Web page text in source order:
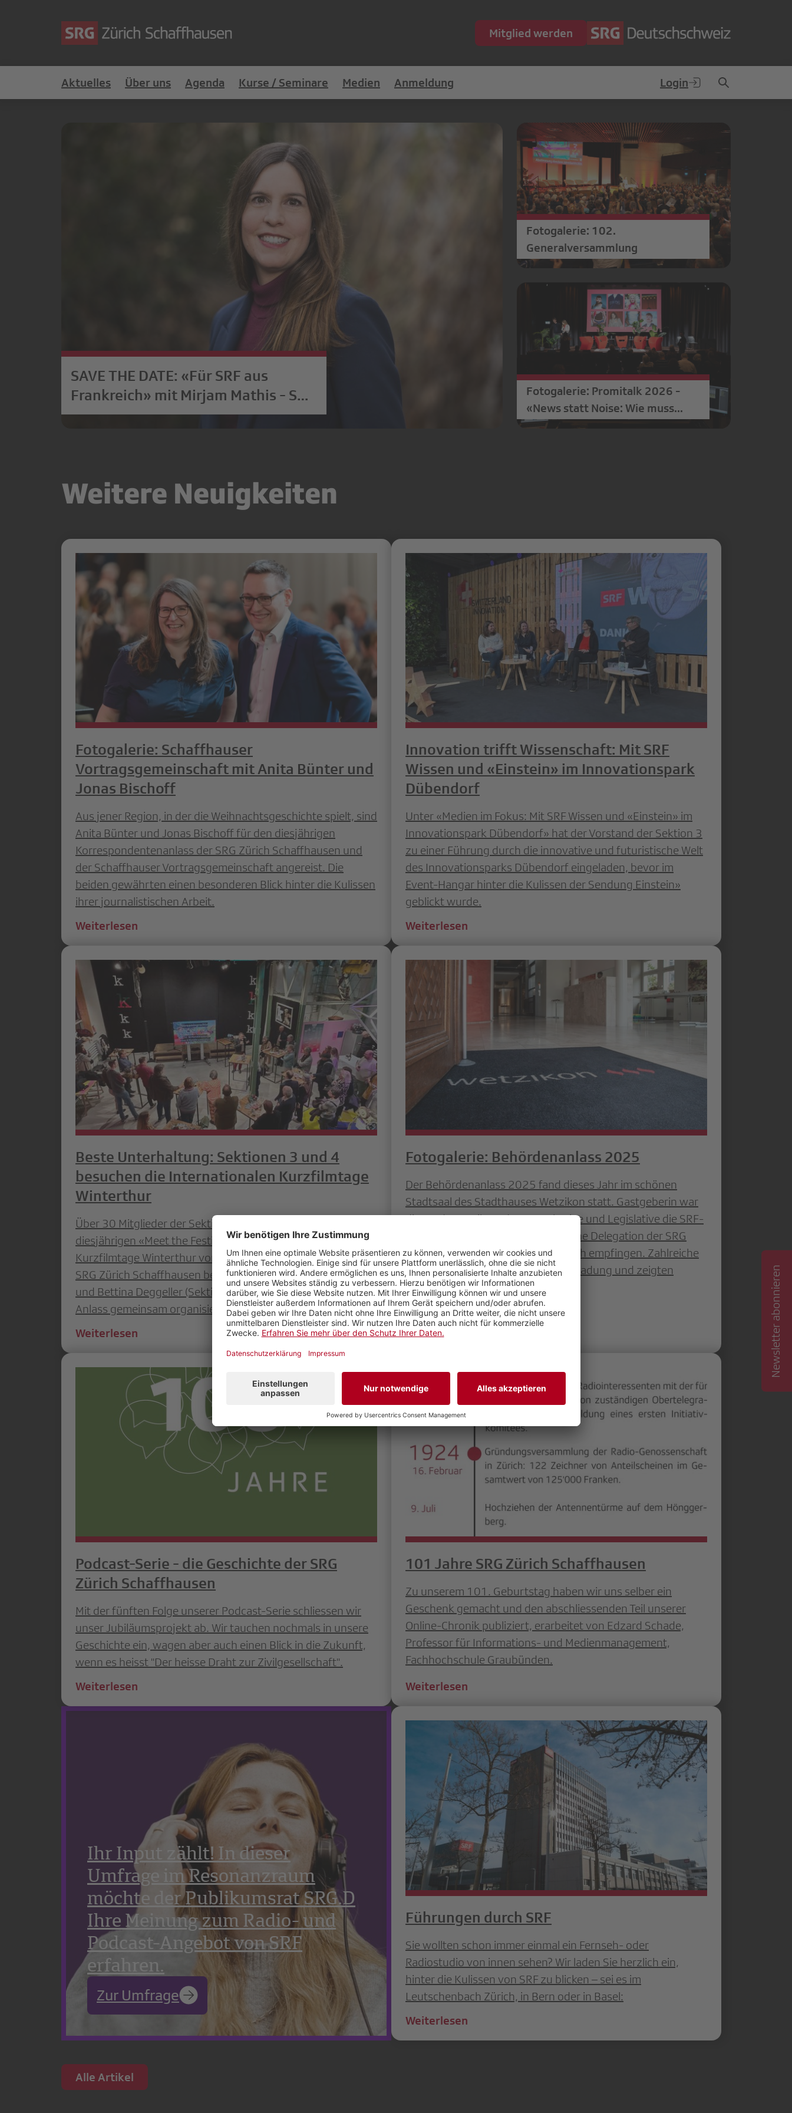
Mitglied werden
Aktuelles Über uns Agenda Kurse / Seminare Medien Anmeldung Login
SAVE THE DATE: «Für SRF aus
Frankreich» mit Mirjam Mathis - SRG
Zürich Schaffhausen und
Fotogalerie: 102.
Generalversammlung
Fotogalerie: Promitalk 2026 -
«News statt Noise: Wie muss
Journalismus für Junge
Weitere Neuigkeiten
Fotogalerie: Schaffhauser
Vortragsgemeinschaft mit Anita Bünter und
Jonas Bischoff
Aus jener Region, in der die Weihnachtsgeschichte spielt, sind
Anita Bünter und Jonas Bischoff für den diesjährigen
Korrespondentenanlass der SRG Zürich Schaffhausen und
der Schaffhauser Vortragsgemeinschaft angereist. Die
beiden gewährten einen besonderen Blick hinter die Kulissen
ihrer journalistischen Arbeit.
Weiterlesen
Innovation trifft Wissenschaft: Mit SRF
Wissen und «Einstein» im Innovationspark
Dübendorf
Unter «Medien im Fokus: Mit SRF Wissen und «Einstein» im
Innovationspark Dübendorf» hat der Vorstand der Sektion 3
zu einer Führung durch die innovative und futuristische Welt
des Innovationsparks Dübendorf eingeladen, bevor im
Event-Hangar hinter die Kulissen der Sendung Einstein»
geblickt wurde.
Weiterlesen
Beste Unterhaltung: Sektionen 3 und 4
besuchen die Internationalen Kurzfilmtage
Winterthur
Über 30 Mitglieder der Sektionen 3 und 4 nahmen am
diesjährigen «Meet the Festival» der Internationalen
Kurzfilmtage Winterthur vom 5. November 2025 teil. Für die
SRG Zürich Schaffhausen begrüssten Alina Lang (Sektion 3)
und Bettina Deggeller (Sektion 4), die den traditionsreichen
Anlass gemeinsam organisiert hatten.
Weiterlesen
Fotogalerie: Behördenanlass 2025
Der Behördenanlass 2025 fand dieses Jahr im schönen
Stadtsaal des Stadthauses Wetzikon statt. Gastgeberin war
die Stadt Wetzikon, deren Exekutive und Legislative die SRF-
Medienschaffenden sowie eine kleine Delegation der SRG
Zürich Schaffhausen zum Austausch empfingen. Zahlreiche
Behördenmitglieder folgten der Einladung und zeigten
Interesse am direkten Dialog.
Weiterlesen
Podcast-Serie - die Geschichte der SRG
Zürich Schaffhausen
Mit der fünften Folge unserer Podcast-Serie schliessen wir
unser Jubiläumsprojekt ab. Wir tauchen nochmals in unsere
Geschichte ein, wagen aber auch einen Blick in die Zukunft,
wenn es heisst "Der heisse Draht zur Zivilgesellschaft".
Weiterlesen
101 Jahre SRG Zürich Schaffhausen
Zu unserem 101. Geburtstag haben wir uns selber ein
Geschenk gemacht und den abschliessenden Teil unserer
Online-Chronik publiziert, erarbeitet von Edzard Schade,
Professor für Informations- und Medienmanagement,
Fachhochschule Graubünden.
Weiterlesen
Ihr Input zählt! In dieser
Umfrage im Resonanzraum
möchte der Publikumsrat SRG.D
Ihre Meinung zum Radio- und
Podcast-Angebot von SRF
erfahren.
Zur Umfrage
Führungen durch SRF
Sie wollten schon immer einmal ein Fernseh- oder
Radiostudio von innen sehen? Wir laden Sie herzlich ein,
hinter die Kulissen von SRF zu blicken – sei es im
Leutschenbach Zürich, in Bern oder in Basel:
Weiterlesen
Alle Artikel
Newsletter abonnieren